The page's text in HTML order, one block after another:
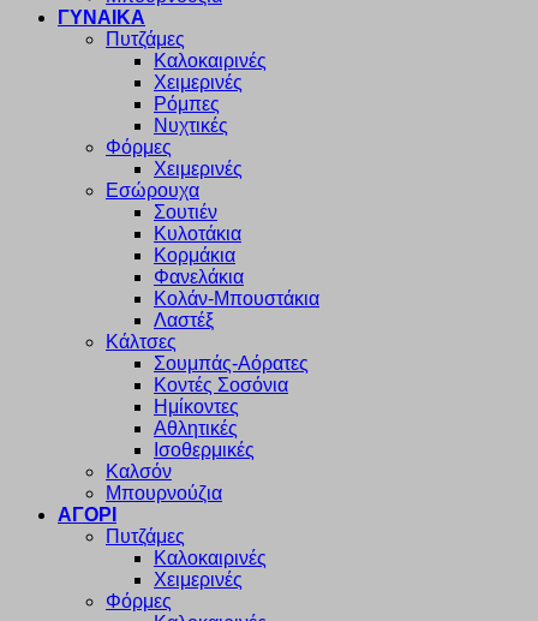
ΓΥΝΑΙΚΑ
Πυτζάμες
Καλοκαιρινές
Χειμερινές
Ρόμπες
Νυχτικές
Φόρμες
Χειμερινές
Εσώρουχα
Σουτιέν
Κυλοτάκια
Κορμάκια
Φανελάκια
Κολάν-Μπουστάκια
Λαστέξ
Κάλτσες
Σουμπάς-Αόρατες
Κοντές Σοσόνια
Ημίκοντες
Αθλητικές
Ισοθερμικές
Καλσόν
Μπουρνούζια
ΑΓΟΡΙ
Πυτζάμες
Καλοκαιρινές
Χειμερινές
Φόρμες